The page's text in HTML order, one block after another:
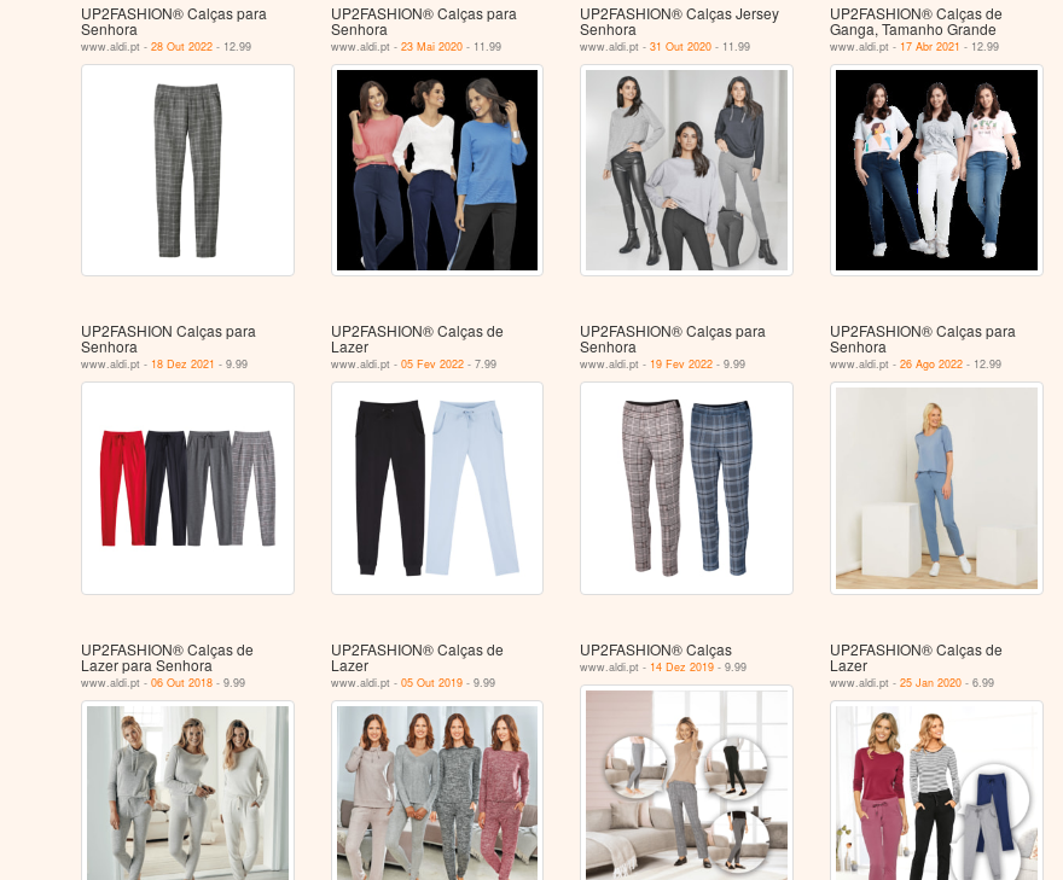
UP2FASHION® Calças para
Senhora
www.aldi.pt -28 Out 2022 - 12.99
UP2FASHION® Calças para
Senhora
www.aldi.pt - 23 Mai 2020- 11.99
UP2FASHION® Calças Jersey
Senhora
www.aldi.pt -31 Out 2020 - 11.99
UP2FASHION® Calças de
Ganga, Tamanho Grande
www.aldi.pt - 17 Abr 2021 - 12.99
UP2FASHION Calças para
Senhora
www.aldi.pt - 18 Dez 2021 - 9.99
UP2FASHION® Calças de
Lazer
www.aldi.pt - 05 Fev 2022- 7.99
UP2FASHION® Calças para
Senhora
www.aldi.pt - 19 Fev 2022 - 9.99
UP2FASHION® Calças para
Senhora
www.aldi.pt - 26 Ago 2022- 12.99
UP2FASHION® Calças de
Lazer para Senhora
www.aldi.pt -06 Out 2018 - 9.99
UP2FASHION® Calças de
Lazer
www.aldi.pt - 05 Out 2019- 9.99
UP2FASHION® Calças
www.aldi.pt - 14 Dez 2019 - 9.99
UP2FASHION® Calças de
Lazer
www.aldi.pt - 25 Jan 2020- 6.99